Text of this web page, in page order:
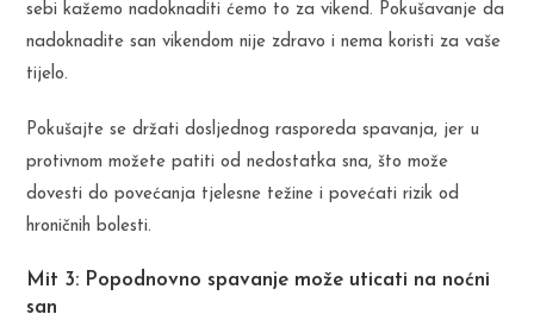
sebi kažemo nadoknaditi ćemo to za vikend. Pokušavanje da
nadoknadite san vikendom nije zdravo i nema koristi za vaše
tijelo.
Pokušajte se držati dosljednog rasporeda spavanja, jer u
protivnom možete patiti od nedostatka sna, što može
dovesti do povećanja tjelesne težine i povećati rizik od
hroničnih bolesti.
Mit 3: Popodnovno spavanje može uticati na noćni
san